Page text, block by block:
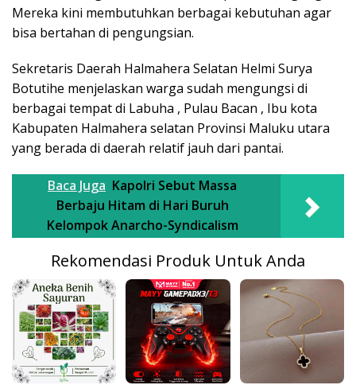
Mereka kini membutuhkan berbagai kebutuhan agar
bisa bertahan di pengungsian.
Sekretaris Daerah Halmahera Selatan Helmi Surya
Botutihe menjelaskan warga sudah mengungsi di
berbagai tempat di Labuha , Pulau Bacan , Ibu kota
Kabupaten Halmahera selatan Provinsi Maluku utara
yang berada di daerah relatif jauh dari pantai.
Baca Juga Kapolri Sebut Massa
Berbaju Hitam di Hari Buruh
Kelompok Anarcho-Syndicalism
Rekomendasi Produk Untuk Anda